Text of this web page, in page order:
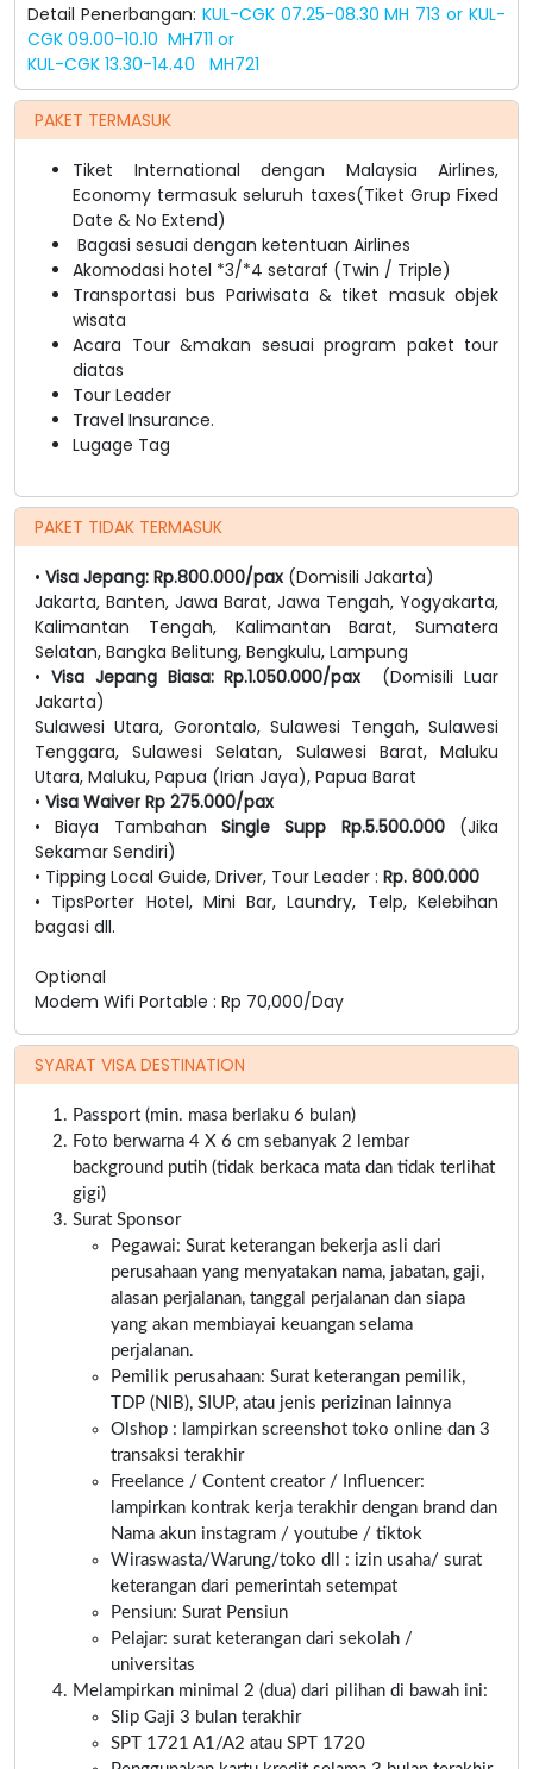
Detail Penerbangan: KUL-CGK 07.25-08.30 MH 713 or KUL-
CGK 09.00-10.10 MH711 or
KUL-CGK 13.30-14.40 MH721
PAKET TERMASUK
Tiket International dengan Malaysia Airlines,
Economy termasuk seluruh taxes(Tiket Grup Fixed
Date & No Extend)
Bagasi sesuai dengan ketentuan Airlines
Akomodasi hotel *3/*4 setaraf (Twin / Triple)
Transportasi bus Pariwisata & tiket masuk objek
wisata
Acara Tour &makan sesuai program paket tour
diatas
Tour Leader
Travel Insurance.
Lugage Tag
PAKET TIDAK TERMASUK
• Visa Jepang: Rp.800.000/pax (Domisili Jakarta)
Jakarta, Banten, Jawa Barat, Jawa Tengah, Yogyakarta,
Kalimantan Tengah, Kalimantan Barat, Sumatera
Selatan, Bangka Belitung, Bengkulu, Lampung
• Visa Jepang Biasa: Rp.1.050.000/pax (Domisili Luar
Jakarta)
Sulawesi Utara, Gorontalo, Sulawesi Tengah, Sulawesi
Tenggara, Sulawesi Selatan, Sulawesi Barat, Maluku
Utara, Maluku, Papua (Irian Jaya), Papua Barat
• Visa Waiver Rp 275.000/pax
• Biaya Tambahan Single Supp Rp.5.500.000 (Jika
Sekamar Sendiri)
• Tipping Local Guide, Driver, Tour Leader : Rp. 800.000
• TipsPorter Hotel, Mini Bar, Laundry, Telp, Kelebihan
bagasi dll.
Optional
Modem Wifi Portable : Rp 70,000/Day
SYARAT VISA DESTINATION
Passport (min. masa berlaku 6 bulan)
Foto berwarna 4 X 6 cm sebanyak 2 lembar
background putih (tidak berkaca mata dan tidak terlihat
gigi)
Surat Sponsor
Pegawai: Surat keterangan bekerja asli dari
perusahaan yang menyatakan nama, jabatan, gaji,
alasan perjalanan, tanggal perjalanan dan siapa
yang akan membiayai keuangan selama
perjalanan.
Pemilik perusahaan: Surat keterangan pemilik,
TDP (NIB), SIUP, atau jenis perizinan lainnya
Olshop : lampirkan screenshot toko online dan 3
transaksi terakhir
Freelance / Content creator / Influencer:
lampirkan kontrak kerja terakhir dengan brand dan
Nama akun instagram / youtube / tiktok
Wiraswasta/Warung/toko dll : izin usaha/ surat
keterangan dari pemerintah setempat
Pensiun: Surat Pensiun
Pelajar: surat keterangan dari sekolah /
universitas
Melampirkan minimal 2 (dua) dari pilihan di bawah ini:
Slip Gaji 3 bulan terakhir
SPT 1721 A1/A2 atau SPT 1720